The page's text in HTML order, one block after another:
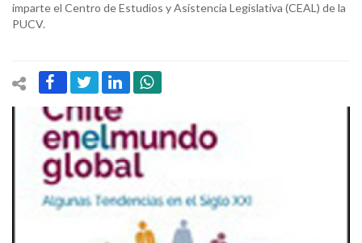
imparte el Centro de Estudios y Asistencia Legislativa (CEAL) de la
PUCV.